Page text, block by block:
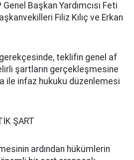
Başkan Yardımcısı Feti
Filiz Kılıç ve Erkan
teklifin genel af
şartların gerçekleşmesine
ile infaz hukuku düzenlemesi
ŞART
ardından hükümlerin